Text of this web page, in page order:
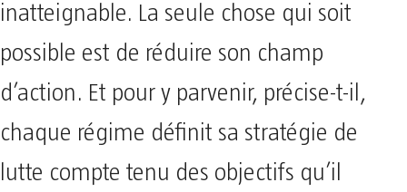
inatteignable. La seule chose qui soit
possible est de réduire son champ
d’action. Et pour y parvenir, précise-t-il,
chaque régime définit sa stratégie de
lutte compte tenu des objectifs qu’il